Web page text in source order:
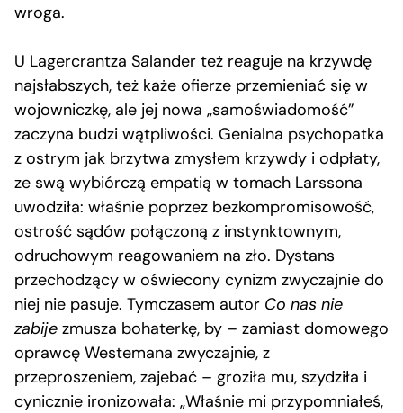
wroga.
U Lagercrantza Salander też reaguje na krzywdę
najsłabszych, też każe ofierze przemieniać się w
wojowniczkę, ale jej nowa „samoświadomość”
zaczyna budzi wątpliwości. Genialna psychopatka
z ostrym jak brzytwa zmysłem krzywdy i odpłaty,
ze swą wybiórczą empatią w tomach Larssona
uwodziła: właśnie poprzez bezkompromisowość,
ostrość sądów połączoną z instynktownym,
odruchowym reagowaniem na zło. Dystans
przechodzący w oświecony cynizm zwyczajnie do
niej nie pasuje. Tymczasem autor Co nas nie
zabije zmusza bohaterkę, by – zamiast domowego
oprawcę Westemana zwyczajnie, z
przeproszeniem, zajebać – groziła mu, szydziła i
cynicznie ironizowała: „Właśnie mi przypomniałeś,